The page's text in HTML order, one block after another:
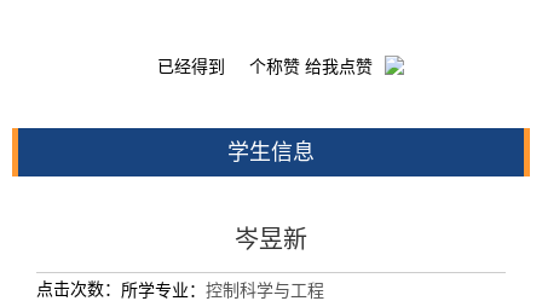
已经得到 个称赞 给我点赞
学生信息
岑昱新
点击次数： 所学专业： 控制科学与工程